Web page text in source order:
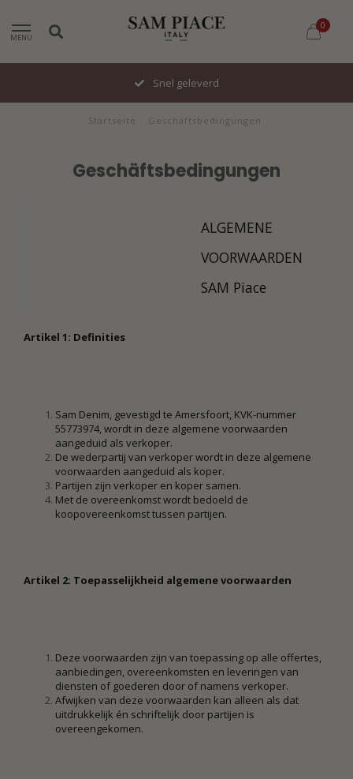
MENU
0
Snel geleverd
Startseite Geschäftsbedingungen
Geschäftsbedingungen
ALGEMENE
VOORWAARDEN
SAM Piace
Artikel 1: Definities
Sam Denim, gevestigd te Amersfoort, KVK-nummer
55773974, wordt in deze algemene voorwaarden
aangeduid als verkoper.
De wederpartij van verkoper wordt in deze algemene
voorwaarden aangeduid als koper.
Partijen zijn verkoper en koper samen.
Met de overeenkomst wordt bedoeld de
koopovereenkomst tussen partijen.
Artikel 2: Toepasselijkheid algemene voorwaarden
Deze voorwaarden zijn van toepassing op alle offertes,
aanbiedingen, overeenkomsten en leveringen van
diensten of goederen door of namens verkoper.
Afwijken van deze voorwaarden kan alleen als dat
uitdrukkelijk én schriftelijk door partijen is
overeengekomen.